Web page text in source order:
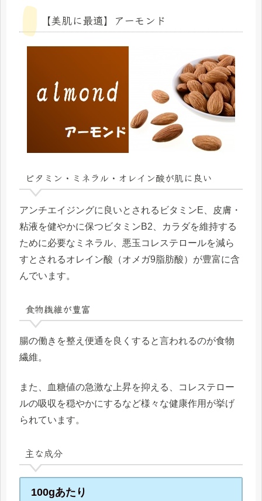
【美肌に最適】アーモンド
ビタミン・ミネラル・オレイン酸が肌に良い
アンチエイジングに良いとされるビタミンE、皮膚・
粘液を健やかに保つビタミンB2、カラダを維持する
ために必要なミネラル、悪玉コレステロールを減ら
すとされるオレイン酸（オメガ9脂肪酸）が豊富に含
んでいます。
食物繊維が豊富
腸の働きを整え便通を良くすると言われるのが食物
繊維。
また、血糖値の急激な上昇を抑える、コレステロー
ルの吸収を穏やかにするなど様々な健康作用が挙げ
られています。
主な成分
100gあたり